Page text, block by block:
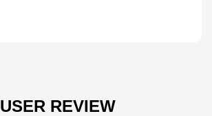
USER REVIEW